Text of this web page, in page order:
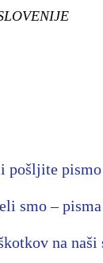
pošljite
smo –
na naši